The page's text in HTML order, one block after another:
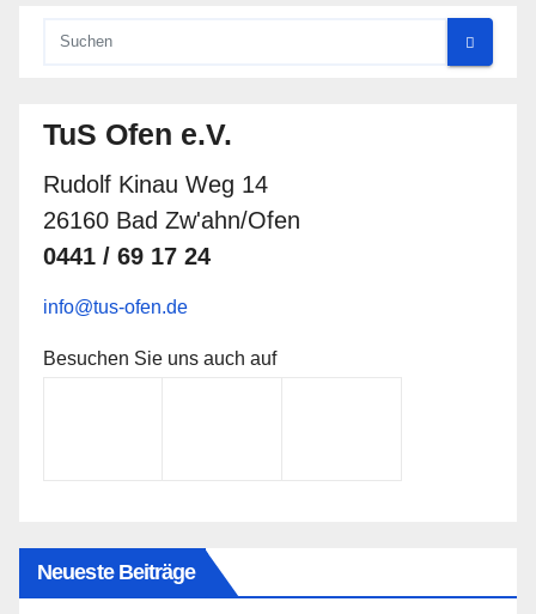
TuS Ofen e.V.
Rudolf Kinau Weg 14
26160 Bad Zw'ahn/Ofen
0441 / 69 17 24
info@tus-ofen.de
Besuchen Sie uns auch auf
Neueste Beiträge